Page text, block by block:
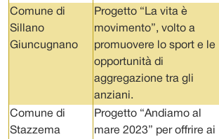
Comune di
Sillano
Giuncugnano
Progetto “La vita è
movimento”, volto a
promuovere lo sport e le
opportunità di
aggregazione tra gli
anziani.
Comune di
Stazzema
Progetto “Andiamo al
mare 2023” per offrire ai